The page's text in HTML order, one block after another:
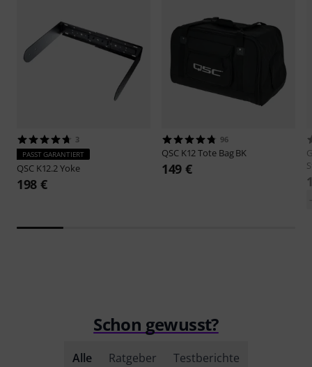
3
PASST GARANTIERT
QSC K12.2 Yoke
198 €
96
QSC K12 Tote Bag BK
149 €
Schon gewusst?
Alle Ratgeber Testberichte